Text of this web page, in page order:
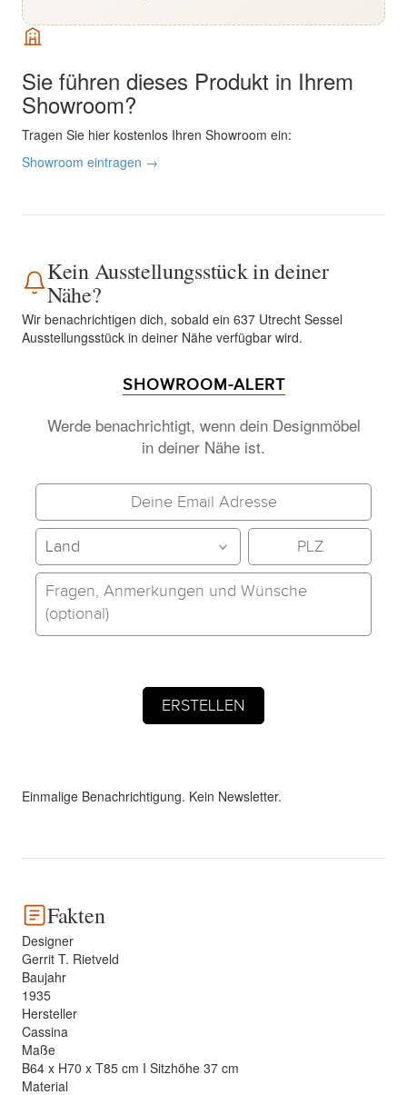
Sie führen dieses Produkt in Ihrem
Showroom?
Tragen Sie hier kostenlos Ihren Showroom ein:
Showroom eintragen →
Kein Ausstellungsstück in deiner
Nähe?
Wir benachrichtigen dich, sobald ein 637 Utrecht Sessel
Ausstellungsstück in deiner Nähe verfügbar wird.
SHOWROOM-ALERT
Werde benachrichtigt, wenn dein Designmöbel
in deiner Nähe ist.
Einmalige Benachrichtigung. Kein Newsletter.
Fakten
Designer
Gerrit T. Rietveld
Baujahr
1935
Hersteller
Cassina
Maße
B64 x H70 x T85 cm I Sitzhöhe 37 cm
Material